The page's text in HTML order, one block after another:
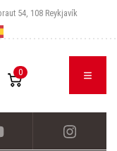
54, 108 Reykjavík
0